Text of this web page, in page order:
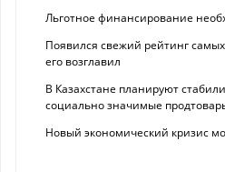
Льготное финансирование
Появился свежий рейтинг
его возглавил
В Казахстане планируют
социально значимые
Новый экономический кризис